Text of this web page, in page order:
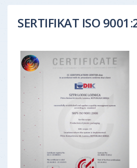
SERTIFIKAT ISO